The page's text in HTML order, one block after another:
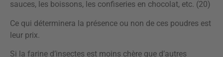
sauces, les boissons, les confiseries en chocolat, etc. (20)
Ce qui déterminera la présence ou non de ces poudres est
leur prix.
Si la farine d’insectes est moins chère que d’autres